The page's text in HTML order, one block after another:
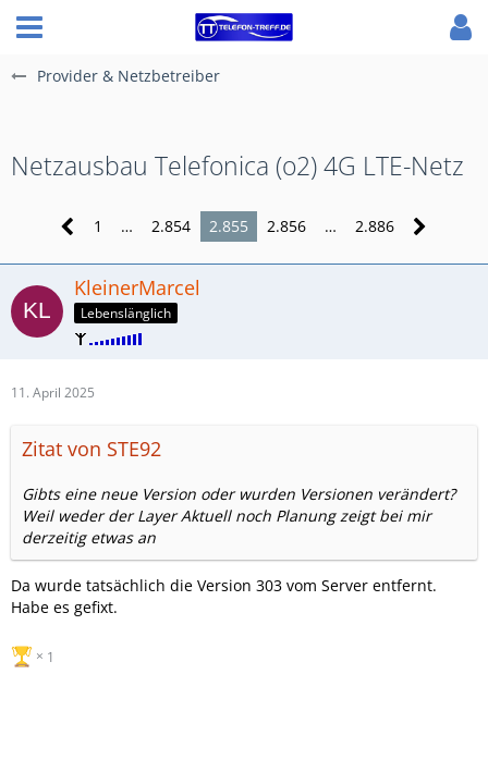
Provider & Netzbetreiber
Netzausbau Telefonica (o2) 4G LTE-Netz
1 … 2.854 2.855 2.856 … 2.886
KleinerMarcel
Lebenslänglich
11. April 2025
Zitat von STE92
Gibts eine neue Version oder wurden Versionen verändert?
Weil weder der Layer Aktuell noch Planung zeigt bei mir
derzeitig etwas an
Da wurde tatsächlich die Version 303 vom Server entfernt.
Habe es gefixt.
1